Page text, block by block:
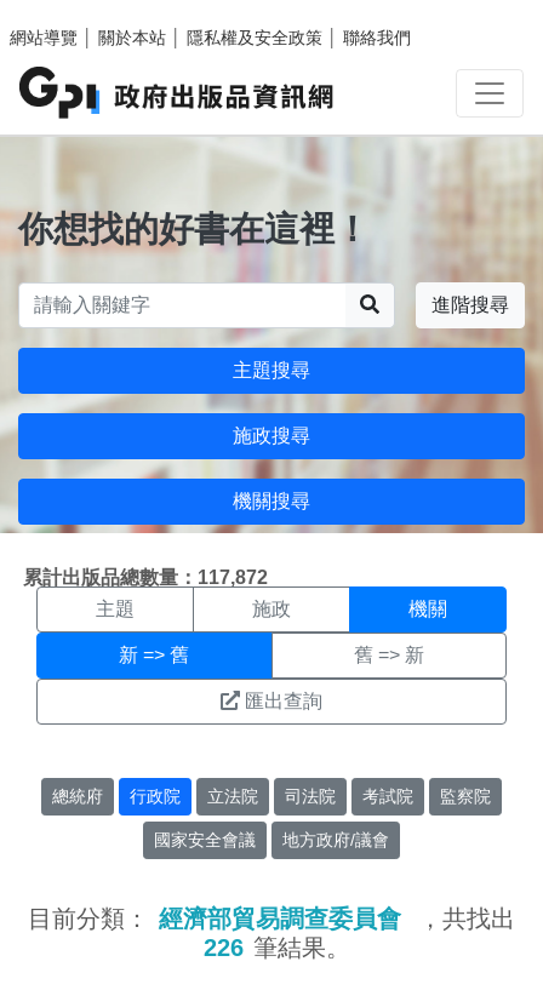
網站導覽
關於本站 隱私權及安全政策 聯絡我們
你想找的好書在這裡！
進階搜尋
主題搜尋
施政搜尋
機關搜尋
累計出版品總數量：117,872
機關搜尋結果頁面
主題 施政 機關
新 => 舊 舊 => 新
匯出查詢
總統府 行政院 立法院 司法院 考試院 監察院
國家安全會議 地方政府/議會
目前分類： 經濟部貿易調查委員會
，共找出
226 筆結果。